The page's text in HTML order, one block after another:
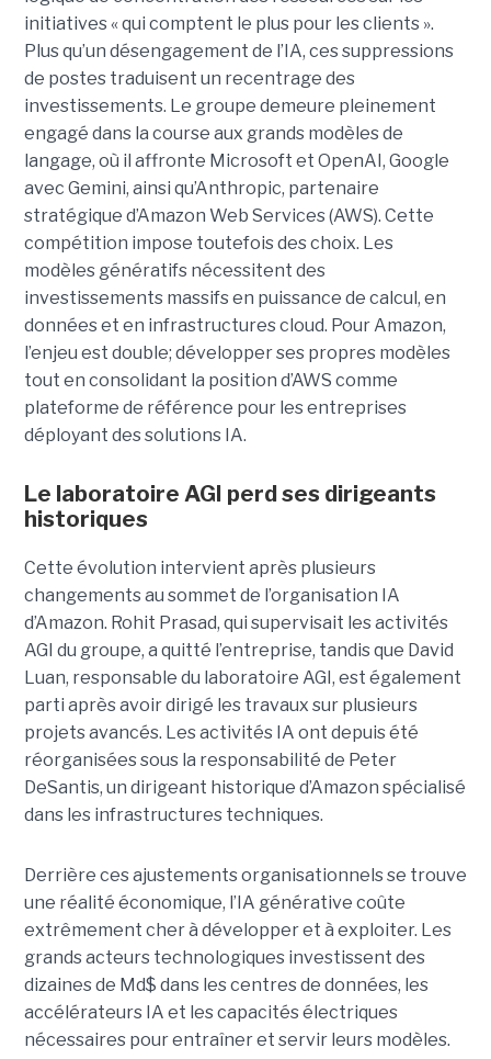
initiatives « qui comptent le plus pour les clients ».
Plus qu’un désengagement de l’IA, ces suppressions
de postes traduisent un recentrage des
investissements. Le groupe demeure pleinement
engagé dans la course aux grands modèles de
langage, où il affronte Microsoft et OpenAI, Google
avec Gemini, ainsi qu’Anthropic, partenaire
stratégique d’Amazon Web Services (AWS). Cette
compétition impose toutefois des choix. Les
modèles génératifs nécessitent des
investissements massifs en puissance de calcul, en
données et en infrastructures cloud. Pour Amazon,
l’enjeu est double; développer ses propres modèles
tout en consolidant la position d’AWS comme
plateforme de référence pour les entreprises
déployant des solutions IA.
Le laboratoire AGI perd ses dirigeants
historiques
Cette évolution intervient après plusieurs
changements au sommet de l’organisation IA
d’Amazon. Rohit Prasad, qui supervisait les activités
AGI du groupe, a quitté l’entreprise, tandis que David
Luan, responsable du laboratoire AGI, est également
parti après avoir dirigé les travaux sur plusieurs
projets avancés. Les activités IA ont depuis été
réorganisées sous la responsabilité de Peter
DeSantis, un dirigeant historique d’Amazon spécialisé
dans les infrastructures techniques.
Derrière ces ajustements organisationnels se trouve
une réalité économique, l’IA générative coûte
extrêmement cher à développer et à exploiter. Les
grands acteurs technologiques investissent des
dizaines de Md$ dans les centres de données, les
accélérateurs IA et les capacités électriques
nécessaires pour entraîner et servir leurs modèles.